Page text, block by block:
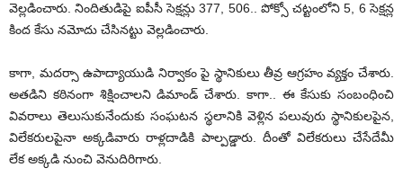
వెల్లడించారు. నిందితుడిపై ఐపీసీ సెక్షన్లు 377, 506.. పోక్సో చట్టంలోని 5, 6 సెక్షన్ల
కింద కేసు నమోదు చేసినట్టు వెల్లడించారు.
కాగా, మదర్సా ఉపాద్యాయుడి నిర్వాకం పై స్థానికులు తీవ్ర ఆగ్రహం వ్యక్తం చేశారు.
అతడిని కఠినంగా శిక్షించాలని డిమాండ్‌ చేశారు. కాగా.. ఈ కేసుకు సంబంధించి
వివరాలు తెలుసుకునేందుకు సంఘటన స్థలానికి వెళ్లిన పలువురు స్థానికులపైన,
విలేకరులపైనా అక్కడివారు రాళ్లదాడికి పాల్పడ్డారు. దీంతో విలేకరులు చేసేదేమీ
లేక అక్కడి నుంచి వెనుదిరిగారు.